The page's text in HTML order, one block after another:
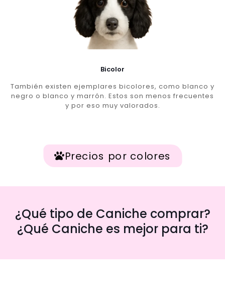
Bicolor
También existen ejemplares bicolores, como blanco y
negro o blanco y marrón. Estos son menos frecuentes
y por eso muy valorados.
Precios por colores
¿Qué tipo de Caniche comprar?
¿Qué Caniche es mejor para ti?